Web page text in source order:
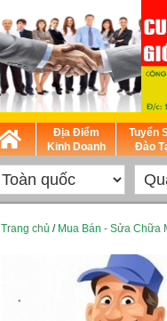
Địa Điểm
Kinh Doanh
Tuyển
Đào
Trang chủ / Mua Bán - Sửa Chữa